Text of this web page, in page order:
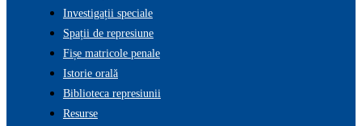
Investigații speciale
Spații de represiune
Fișe matricole penale
Istorie orală
Biblioteca represiunii
Resurse